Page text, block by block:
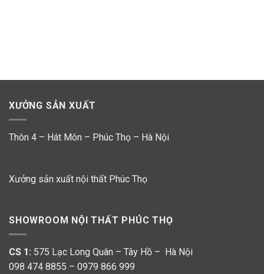
XƯỞNG SẢN XUẤT
Thôn 4 – Hát Môn – Phúc Thọ – Hà Nội
Xưởng sản xuất nội thất Phúc Thọ
SHOWROOM NỘI THẤT PHÚC THỌ
CS 1: 575 Lạc Long Quân – Tây Hồ – Hà Nội
098 474 8855 – 0979 866 999